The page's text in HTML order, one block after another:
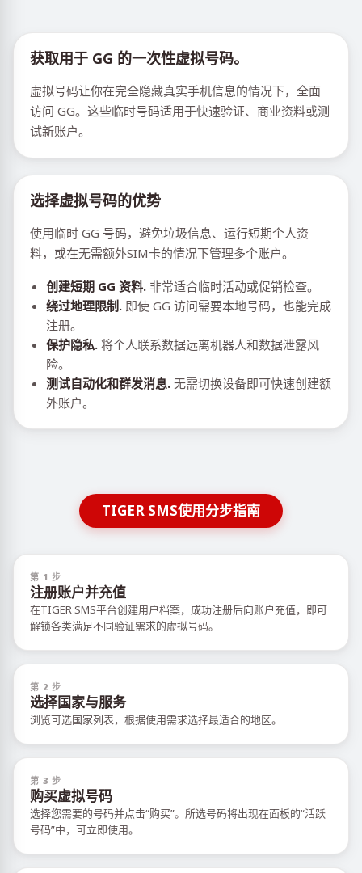
获取用于 GG 的一次性虚拟号码。
虚拟号码让你在完全隐藏真实手机信息的情况下，全面
访问 GG。这些临时号码适用于快速验证、商业资料或测
试新账户。
选择虚拟号码的优势
使用临时 GG 号码，避免垃圾信息、运行短期个人资
料，或在无需额外SIM卡的情况下管理多个账户。
创建短期 GG 资料. 非常适合临时活动或促销检查。
绕过地理限制. 即使 GG 访问需要本地号码，也能完成
注册。
保护隐私. 将个人联系数据远离机器人和数据泄露风
险。
测试自动化和群发消息. 无需切换设备即可快速创建额
外账户。
TIGER SMS使用分步指南
第 1 步
注册账户并充值
在TIGER SMS平台创建用户档案，成功注册后向账户充值，即可
解锁各类满足不同验证需求的虚拟号码。
第 2 步
选择国家与服务
浏览可选国家列表，根据使用需求选择最适合的地区。
第 3 步
购买虚拟号码
选择您需要的号码并点击“购买”。所选号码将出现在面板的“活跃
号码”中，可立即使用。